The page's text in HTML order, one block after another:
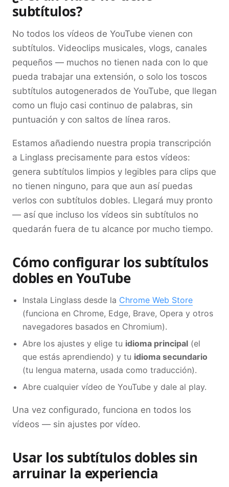
subtítulos?
No todos los vídeos de YouTube vienen con
subtítulos. Videoclips musicales, vlogs, canales
pequeños — muchos no tienen nada con lo que
pueda trabajar una extensión, o solo los toscos
subtítulos autogenerados de YouTube, que llegan
como un flujo casi continuo de palabras, sin
puntuación y con saltos de línea raros.
Estamos añadiendo nuestra propia transcripción
a Linglass precisamente para estos vídeos:
genera subtítulos limpios y legibles para clips que
no tienen ninguno, para que aun así puedas
verlos con subtítulos dobles. Llegará muy pronto
— así que incluso los vídeos sin subtítulos no
quedarán fuera de tu alcance por mucho tiempo.
Cómo configurar los subtítulos
dobles en YouTube
Instala Linglass desde la Chrome Web Store
(funciona en Chrome, Edge, Brave, Opera y otros
navegadores basados en Chromium).
Abre los ajustes y elige tu idioma principal (el
que estás aprendiendo) y tu idioma secundario
(tu lengua materna, usada como traducción).
Abre cualquier vídeo de YouTube y dale al play.
Una vez configurado, funciona en todos los
vídeos — sin ajustes por vídeo.
Usar los subtítulos dobles sin
arruinar la experiencia